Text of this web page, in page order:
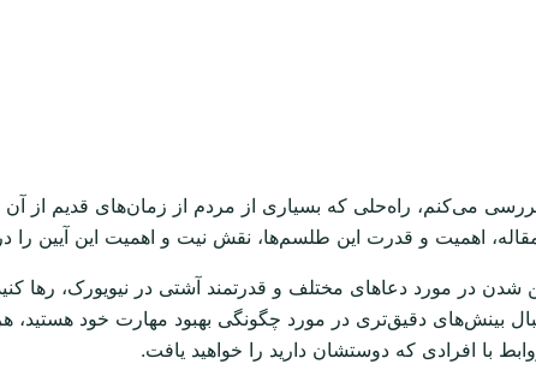
می‌کنم، راه‌حلی که بسیاری از مردم از زمان‌های قدیم از
اهمیت و قدرت این طلسم‌ها، نقش نیت و اهمیت این آیین را
در مورد دعاهای مختلف و قدرتمند آشتی در نیویورک، رها
بینش‌های دقیق‌تری در مورد چگونگی بهبود مهارت خود هستید،
با افرادی که دوستشان دارید را خواهید یافت.